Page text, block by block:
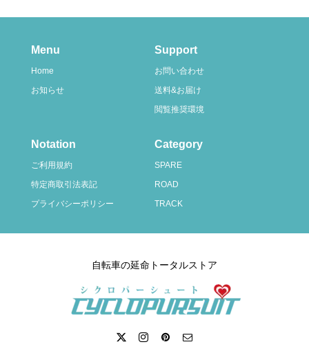
Menu
Home
お知らせ
Support
お問い合わせ
送料&お届け
閲覧推奨環境
Notation
ご利用規約
特定商取引法表記
プライバシーポリシー
Category
SPARE
ROAD
TRACK
自転車の延命トータルストア